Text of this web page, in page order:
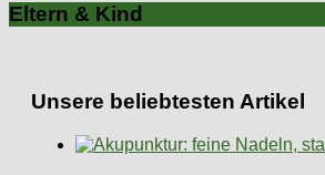
Eltern & Kind
Unsere beliebtesten Artikel